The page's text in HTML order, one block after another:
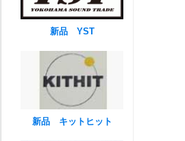
新品 YST
新品 キットヒット